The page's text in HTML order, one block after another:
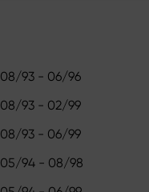
08/93 - 06/96
08/93 - 02/99
08/93 - 06/99
05/94 - 08/98